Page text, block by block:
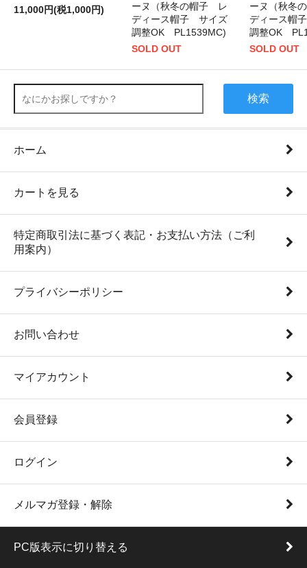
11,000円(税1,000円)
ーヌ（秋冬の帽子 レ
ディース帽子 サイズ
調整OK PL1539MC)
SOLD OUT
ーヌ（秋冬
ディース帽
調整OK
SOLD OUT
検索
ホーム
カートを見る
特定商取引法に基づく表記・お支払い方法（ご利
用案内）
プライバシーポリシー
お問い合わせ
マイアカウント
会員登録
ログイン
メルマガ登録・解除
PC版表示に切り替える